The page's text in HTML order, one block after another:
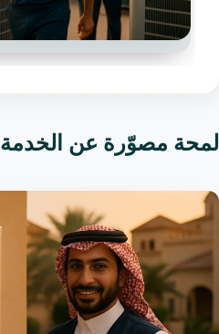
لمحة مصوّرة عن الخدمة